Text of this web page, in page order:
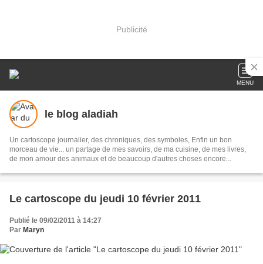
Publicité
MENU
le blog aladiah
Un cartoscope journalier, des chroniques, des symboles, Enfin un bon
morceau de vie... un partage de mes savoirs, de ma cuisine, de mes livres,
de mon amour des animaux et de beaucoup d'autres choses encore...
Le cartoscope du jeudi 10 février 2011
Publié le 09/02/2011 à 14:27
Par Maryn